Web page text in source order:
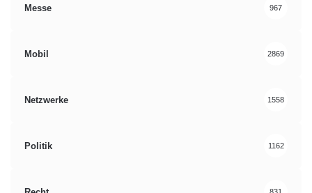
Messe 967
Mobil 2869
Netzwerke 1558
Politik 1162